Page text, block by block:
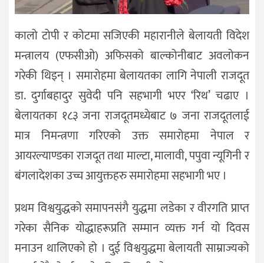
कालो टोपी र कोटमा सजिएकी महारानीले बेलायती विदेश
मन्त्रालय (एफसीओ) अफिसको बाल्कोनीबाट अवलोकन
गरेकी थिइन् । समारोहमा बेलायतका लागि नेपाली राजदूत
डा. दुर्गाबहादुर सुवेदी पनि सहभागी भएर ‘रिथ’ चढाए ।
बेलायतका १८३ जना राजदूतमध्येबाट ७ जना राजदूतलाई
मात्र निमन्त्रणा गरिएको उक्त समारोहमा नेपाल र
आयरल्याण्डका राजदूत तथा माल्टा, मालावी, पपुवा न्यूगिनी र
बंगलादेशका उच्च आयुक्तहरु समारोहमा सहभागी भए ।
प्रथम विश्वयुद्धको समापनसंगै युद्धमा लडेका र वीरगति प्राप्त
गरेका सैनिक योद्धाहरूप्रति सम्मान व्यक्त गर्न यो दिवस
मनाउन थालिएको हो । दुई विश्वयुद्धमा बेलायती साम्राज्यको